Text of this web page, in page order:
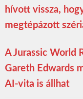
hívott vissza,
megtépázott
A Jurassic World
Gareth Edwards
AI-vita is állhat